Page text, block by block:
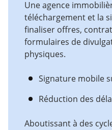
Une agence
téléchargement et la
finaliser offres,
formulaires de
physiques.
Signature mobile
Réduction des
Aboutissant à des